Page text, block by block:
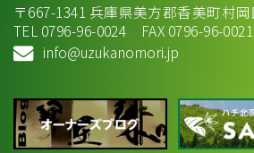
〒667-1341 兵庫県美方郡香美町村
TEL 0796-96-0024 FAX 0796-96-0021
info@uzukanomori.jp